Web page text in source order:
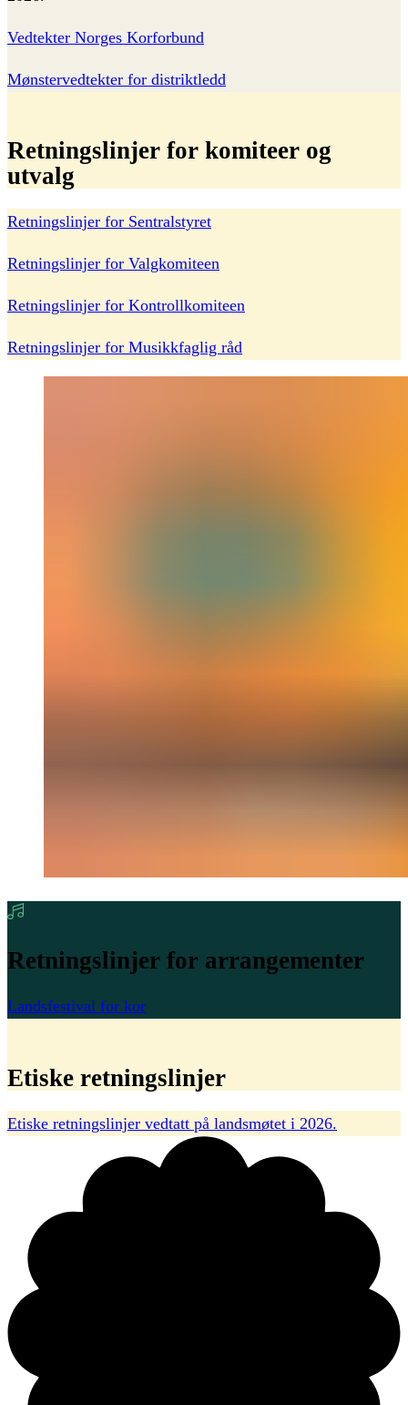
Vedtekter Norges Korforbund
Mønstervedtekter for distriktledd
Retningslinjer for komiteer og
utvalg
Retningslinjer for Sentralstyret
Retningslinjer for Valgkomiteen
Retningslinjer for Kontrollkomiteen
Retningslinjer for Musikkfaglig råd
Retningslinjer for arrangementer
Landsfestival for kor
Etiske retningslinjer
Etiske retningslinjer vedtatt på landsmøtet i 2026.